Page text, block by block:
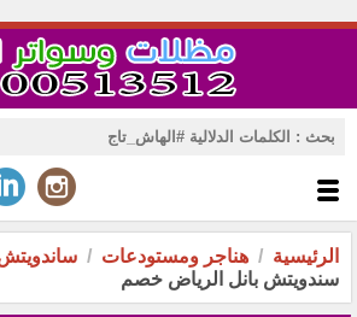
الرئيسية هناجر ومستودعات
سندويتش بانل الرياض خصم